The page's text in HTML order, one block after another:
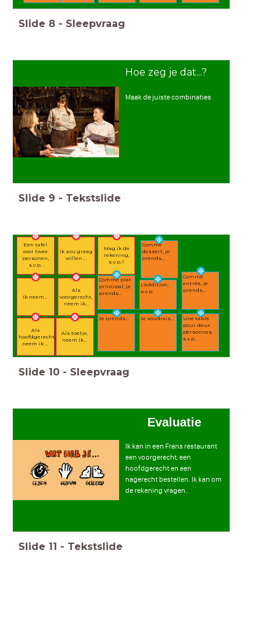
Slide 8 - Sleepvraag
Hoe zeg je dat...?
Maak de juiste combinaties
Slide 9 - Tekstslide
Een tafel
voor twee
personen,
s.v.p.
Ik zou graag
willen ...
Ik neem...
Als
voorgerecht,
neem ik...
Als
hoofdgerecht,
neem ik ...
Als toetje,
neem ik...
Mag ik de
rekening,
s.v.p.?
Une table
pour deux
personnes,
s.v.p.
Je voudrais...
Je prends...
Comme
entrée, je
prends...
Comme plat
principal, je
prends...
Comme
dessert, je
prends...
L'addition,
s.v.p.
Slide 10 - Sleepvraag
Evaluatie
Ik kan in een Frans restaurant
een voorgerecht, een
hoofdgerecht en een
nagerecht bestellen. Ik kan om
de rekening vragen.
Slide 11 - Tekstslide